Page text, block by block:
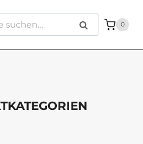
Suche 0